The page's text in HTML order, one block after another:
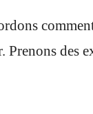
Prenons des